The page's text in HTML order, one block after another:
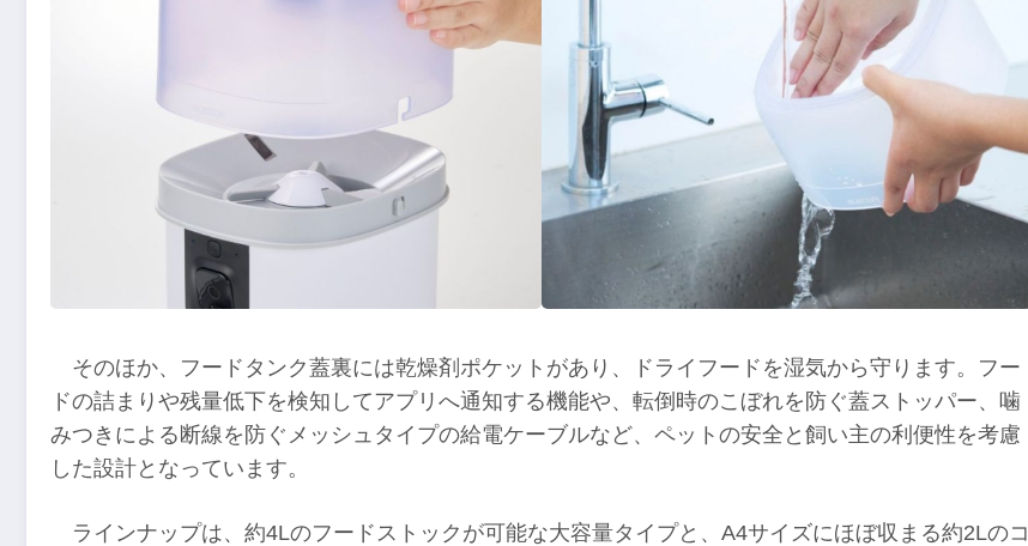
そのほか、フードタンク蓋裏には乾燥剤ポケットがあり、ドライフードを湿気から守ります。フー
ドの詰まりや残量低下を検知してアプリへ通知する機能や、転倒時のこぼれを防ぐ蓋ストッパー、噛
みつきによる断線を防ぐメッシュタイプの給電ケーブルなど、ペットの安全と飼い主の利便性を考慮
した設計となっています。
ラインナップは、約4Lのフードストックが可能な大容量タイプと、A4サイズにほぼ収まる約2Lのコ